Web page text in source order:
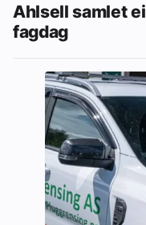
Ahlsell samlet
fagdag